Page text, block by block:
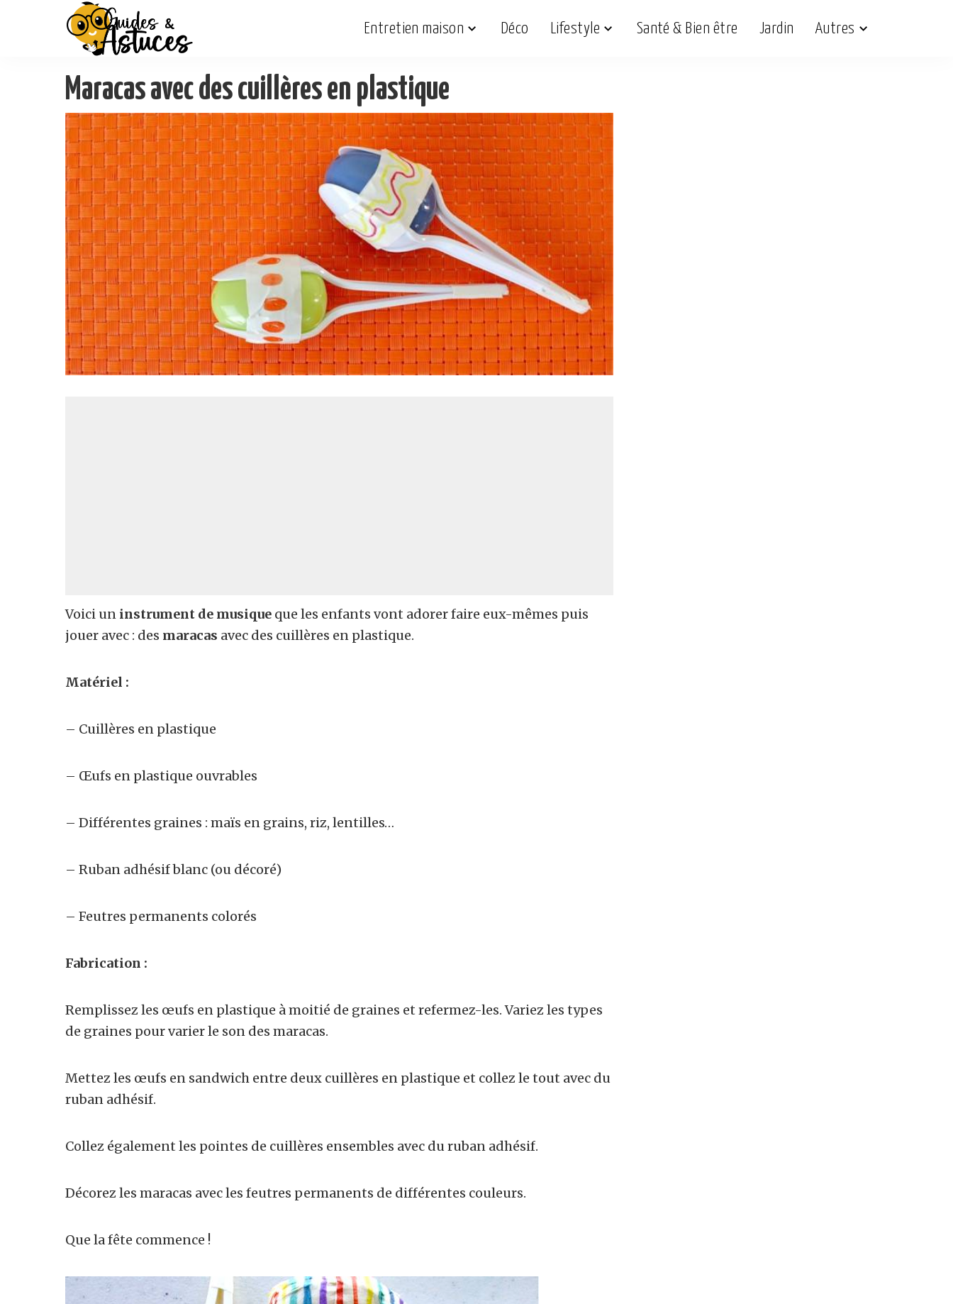
Entretien maison Déco Lifestyle Santé & Bien être Jardin Autres
Maracas avec des cuillères en plastique
Voici un instrument de musique que les enfants vont adorer faire eux-mêmes puis
jouer avec : des maracas avec des cuillères en plastique.
Matériel :
– Cuillères en plastique
– Œufs en plastique ouvrables
– Différentes graines : maïs en grains, riz, lentilles…
– Ruban adhésif blanc (ou décoré)
– Feutres permanents colorés
Fabrication :
Remplissez les œufs en plastique à moitié de graines et refermez-les. Variez les types
de graines pour varier le son des maracas.
Mettez les œufs en sandwich entre deux cuillères en plastique et collez le tout avec du
ruban adhésif.
Collez également les pointes de cuillères ensembles avec du ruban adhésif.
Décorez les maracas avec les feutres permanents de différentes couleurs.
Que la fête commence !